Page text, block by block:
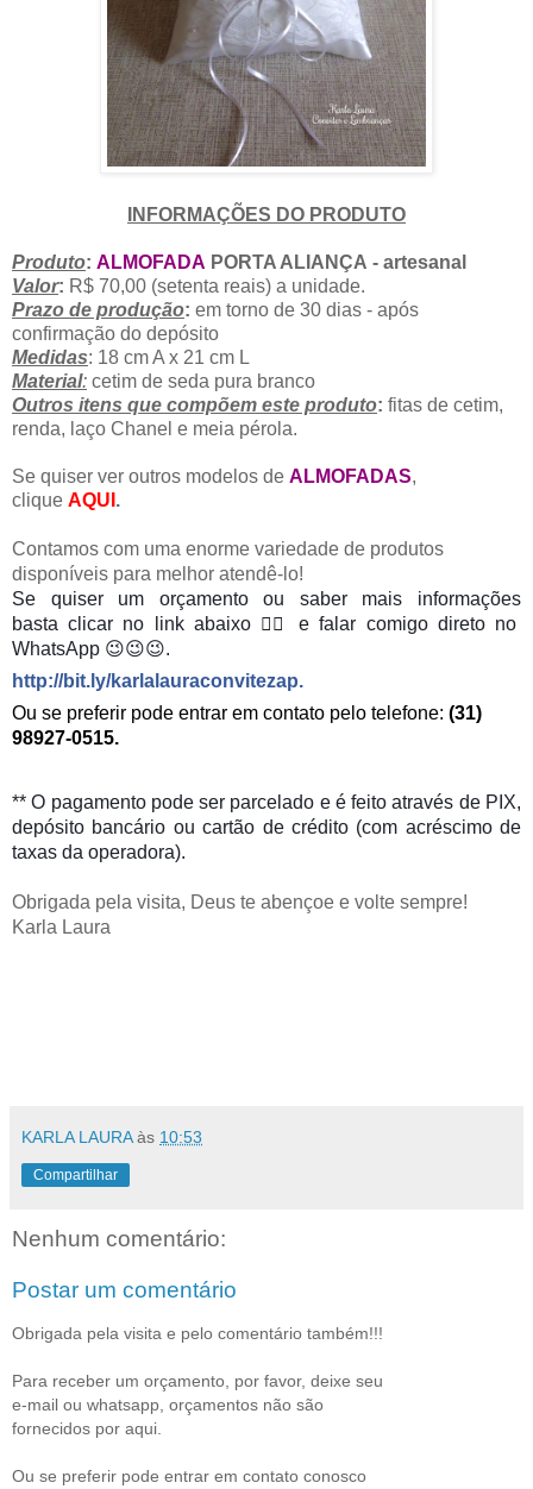
INFORMAÇÕES DO PRODUTO
Produto: ALMOFADA PORTA ALIANÇA - artesanal
Valor: R$ 70,00 (setenta reais) a unidade.
Prazo de produção: em torno de 30 dias - após
confirmação do depósito
Medidas: 18 cm A x 21 cm L
Material: cetim de seda pura branco
Outros itens que compõem este produto: fitas de cetim,
renda, laço Chanel e meia pérola.
Se quiser ver outros modelos de ALMOFADAS,
clique AQUI .
Contamos com uma enorme variedade de produtos
disponíveis para melhor atendê-lo!
Se quiser um orçamento ou saber mais informações
basta clicar no link abaixo 👇🏻 e falar comigo direto no
WhatsApp 😉😉😉.
http://bit.ly/karlalauraconvitezap.
Ou se preferir pode entrar em contato pelo telefone: (31)
98927-0515.
** O pagamento pode ser parcelado e é feito através de PIX,
depósito bancário ou cartão de crédito (com acréscimo de
taxas da operadora).
Obrigada pela visita, Deus te abençoe e volte sempre!
Karla Laura
KARLA LAURA às 10:53
Compartilhar
Nenhum comentário:
Postar um comentário
Obrigada pela visita e pelo comentário também!!!
Para receber um orçamento, por favor, deixe seu
e-mail ou whatsapp, orçamentos não são
fornecidos por aqui.
Ou se preferir pode entrar em contato conosco